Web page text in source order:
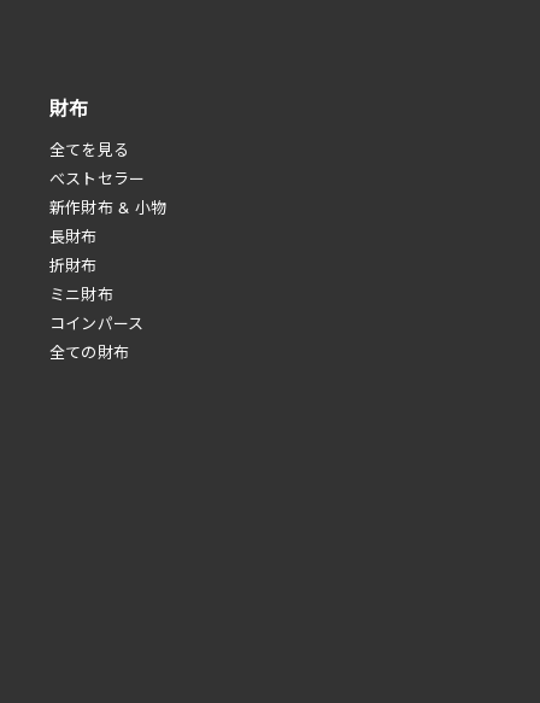
財布
全てを見る
べストセラー
新作財布 & 小物
長財布
折財布
ミニ財布
コインパース
全ての財布